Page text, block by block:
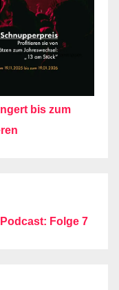
bis zum
Folge 7